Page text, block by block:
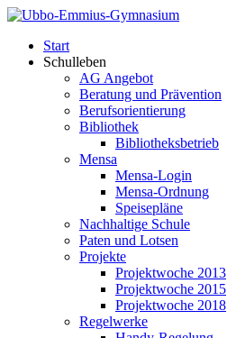
Start
Schulleben
AG Angebot
Beratung und Prävention
Berufsorientierung
Bibliothek
Bibliotheksbetrieb
Mensa
Mensa-Login
Mensa-Ordnung
Speisepläne
Nachhaltige Schule
Paten und Lotsen
Projekte
Projektwoche 2013
Projektwoche 2015
Projektwoche 2018
Regelwerke